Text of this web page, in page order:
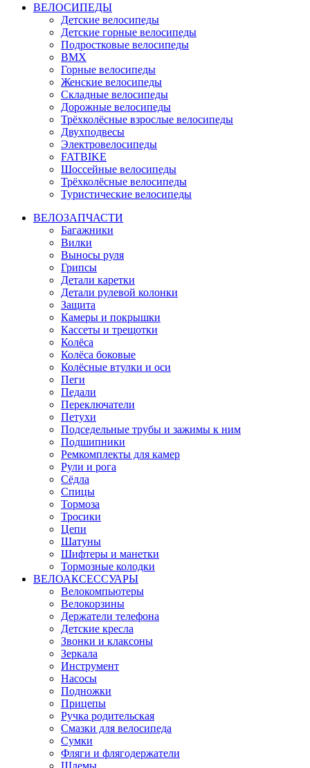
ВЕЛОСИПЕДЫ
Детские велосипеды
Детские горные велосипеды
Подростковые велосипеды
BMX
Горные велосипеды
Женские велосипеды
Складные велосипеды
Дорожные велосипеды
Трёхколёсные взрослые велосипеды
Двухподвесы
Электровелосипеды
FATBIKE
Шоссейные велосипеды
Трёхколёсные велосипеды
Туристические велосипеды
ВЕЛОЗАПЧАСТИ
Багажники
Вилки
Выносы руля
Грипсы
Детали каретки
Детали рулевой колонки
Защита
Камеры и покрышки
Кассеты и трещотки
Колёса
Колёса боковые
Колёсные втулки и оси
Пеги
Педали
Переключатели
Петухи
Подседельные трубы и зажимы к ним
Подшипники
Ремкомплекты для камер
Рули и рога
Сёдла
Спицы
Тормоза
Тросики
Цепи
Шатуны
Шифтеры и манетки
Тормозные колодки
ВЕЛОАКСЕССУАРЫ
Велокомпьютеры
Велокорзины
Держатели телефона
Детские кресла
Звонки и клаксоны
Зеркала
Инструмент
Насосы
Подножки
Прицепы
Ручка родительская
Смазки для велосипеда
Сумки
Фляги и флягодержатели
Шлемы